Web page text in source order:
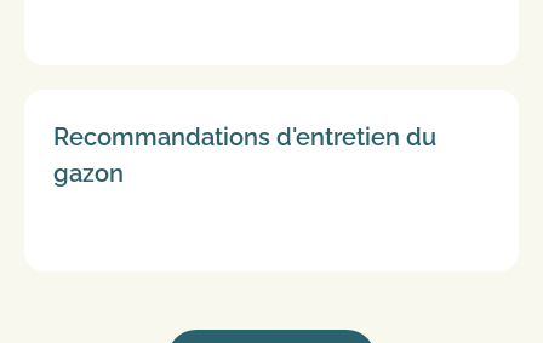
Recommandations d'entretien du
gazon